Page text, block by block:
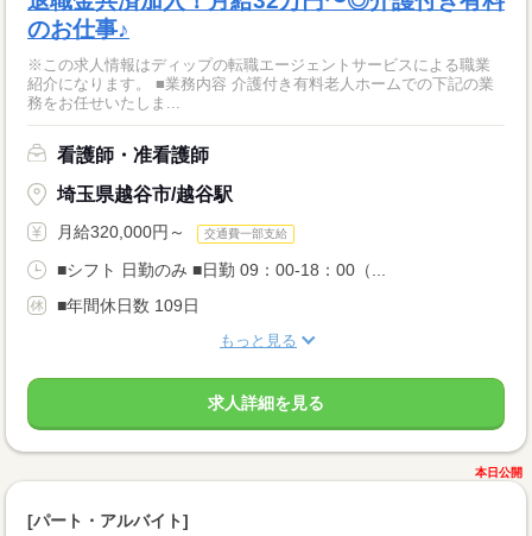
のお仕事♪
※この求人情報はディップの転職エージェントサービスによる職業
紹介になります。 ■業務内容 介護付き有料老人ホームでの下記の業
務をお任せいたしま...
看護師・准看護師
埼玉県越谷市/越谷駅
月給320,000円～ 交通費一部支給
■シフト 日勤のみ ■日勤 09：00-18：00（...
■年間休日数 109日
もっと見る
求人詳細を見る
本日公開
[パート・アルバイト]